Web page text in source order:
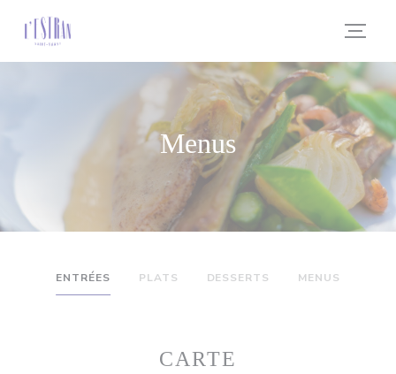
Menus
ENTRÉES PLATS DESSERTS MENUS
CARTE